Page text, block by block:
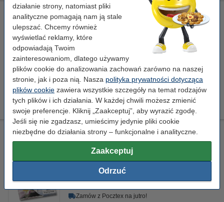
działanie strony, natomiast pliki
analityczne pomagają nam ją stale
ulepszać. Chcemy również
wyświetlać reklamy, które
odpowiadają Twoim
zainteresowaniom, dlatego używamy
plików cookie do analizowania zachowań zarówno na naszej
stronie, jak i poza nią. Nasza polityka prywatności dotycząca
plików cookie zawiera wszystkie szczegóły na temat rodzajów
tych plików i ich działania. W każdej chwili możesz zmienić
swoje preferencje. Kliknij „Zaakceptuj”, aby wyrazić zgodę.
Jeśli się nie zgadzasz, umieścimy jedynie pliki cookie
niezbędne do działania strony – funkcjonalne i analityczne.
Zaakceptuj
Odrzuć
Papier fotograficzny błyszczący Ultra 300 gramów (20
kartek), 123drukuj
123drukuj A4 300 g/m²
Kliknij i sprawdź całą specyfikacje
Dostępny
Zamów z Pocztex na jutro!
32,50 zł Zamawiam
Papier fotograficzny półbłyszczący Ultra 290 gramów (20
kartek), 123drukuj
123drukuj papier fotograficzny
Kliknij i sprawdź całą specyfikacje
Zamów z Pocztex na jutro!